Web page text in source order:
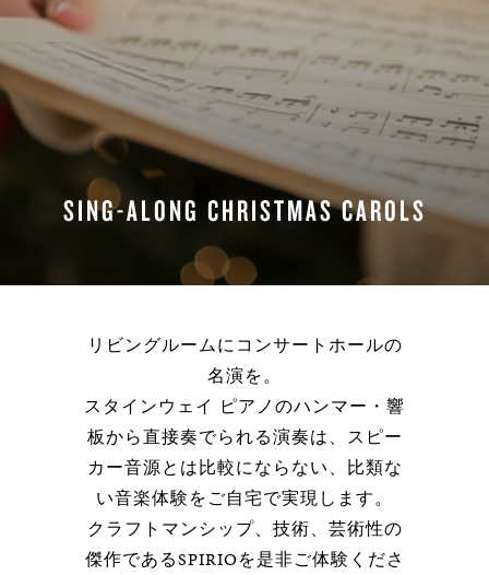
SING-ALONG CHRISTMAS CAROLS
リビングルームにコンサートホールの
名演を。
スタインウェイ ピアノのハンマー・響
板から直接奏でられる演奏は、スピー
カー音源とは比較にならない、比類な
い音楽体験をご自宅で実現します。
クラフトマンシップ、技術、芸術性の
傑作であるSPIRIOを是非ご体験くださ